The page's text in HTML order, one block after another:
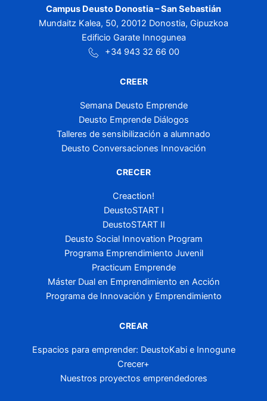
Campus Deusto Donostia – San Sebastián
Mundaitz Kalea, 50, 20012 Donostia, Gipuzkoa
Edificio Garate Innogunea
+34 943 32 66 00
CREER
Semana Deusto Emprende
Deusto Emprende Diálogos
Talleres de sensibilización a alumnado
Deusto Conversaciones Innovación
CRECER
Creaction!
DeustoSTART I
DeustoSTART II
Deusto Social Innovation Program
Programa Emprendimiento Juvenil
Practicum Emprende
Máster Dual en Emprendimiento en Acción
Programa de Innovación y Emprendimiento
CREAR
Espacios para emprender: DeustoKabi e Innogune
Crecer+
Nuestros proyectos emprendedores